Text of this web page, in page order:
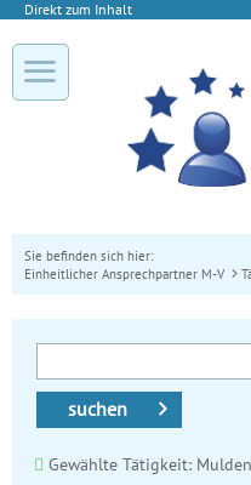
Direkt zum Inhalt
Sie befinden sich hier:
Einheitlicher Ansprechpartner M-V
suchen
Gewählte Tätigkeit: